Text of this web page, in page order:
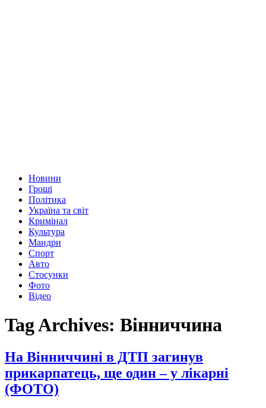
Новини
Гроші
Політика
Україна та світ
Кримінал
Культура
Мандри
Спорт
Авто
Стосунки
Фото
Відео
Tag Archives: Вінниччина
На Вінниччині в ДТП загинув
прикарпатець, ще один – у лікарні
(ФОТО)